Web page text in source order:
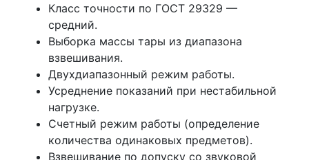
Класс точности по ГОСТ 29329 —
средний.
Выборка массы тары из диапазона
взвешивания.
Двухдиапазонный режим работы.
Усреднение показаний при нестабильной
нагрузке.
Счетный режим работы (определение
количества одинаковых предметов).
Взвешивание по допуску со звуковой